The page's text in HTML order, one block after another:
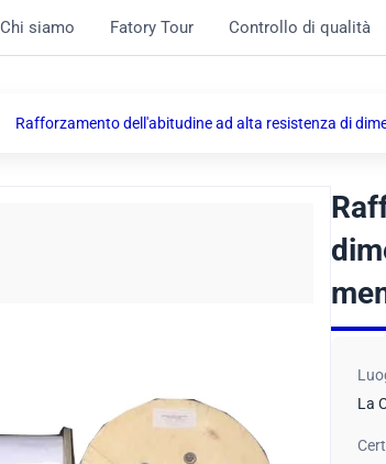
Chi siamo Fatory Tour Controllo di qualità
Rafforzamento dell'abitudine ad alta resistenza di
La